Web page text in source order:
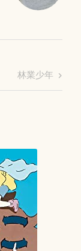
Next
Post
林業少年